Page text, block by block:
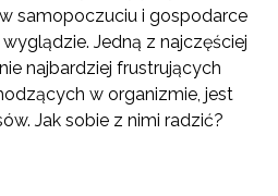
samopoczuciu i gospodarce
Jedną z najczęściej
najbardziej frustrujących
w organizmie, jest
Jak sobie z nimi radzić?